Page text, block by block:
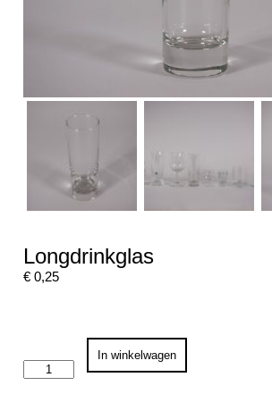
Longdrinkglas
€ 0,25
Longdrinkglas
aantal
In winkelwagen